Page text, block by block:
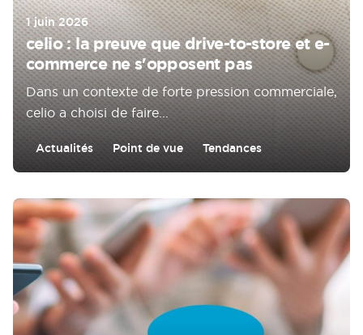
1 juin 2026
celio : la preuve que drive-to-store et e-
commerce ne s'opposent pas
Dans un contexte de forte pression commerciale,
celio a choisi de faire...
Actualités Point de vue Tendances